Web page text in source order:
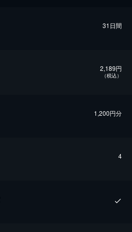
31日間
2,189円
（税込）
1,200円分
4